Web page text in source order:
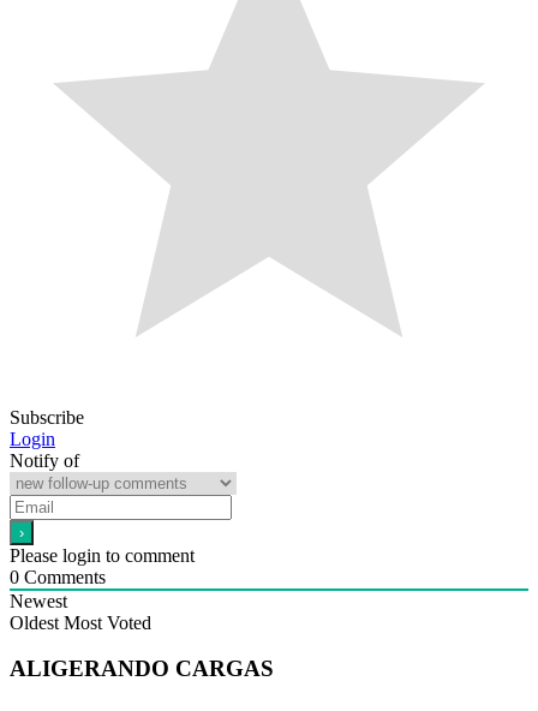
Subscribe
Login
Notify of
Please login to comment
0 Comments
Newest
Oldest Most Voted
ALIGERANDO CARGAS